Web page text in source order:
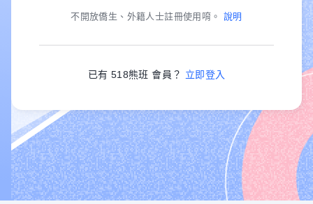
不開放僑生、外籍人士註冊使用唷。 說明
已有 518熊班 會員？ 立即登入